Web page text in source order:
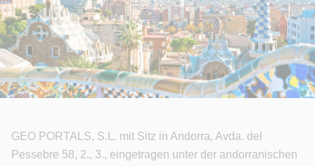
GEO PORTALS, S.L. mit Sitz in Andorra, Avda. del
Pessebre 58, 2., 3., eingetragen unter der andorranischen